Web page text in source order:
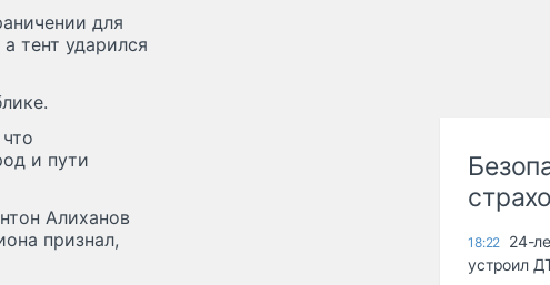
для
тент ударился
и пути
Алиханов
признал,
18:22 24-
устроил